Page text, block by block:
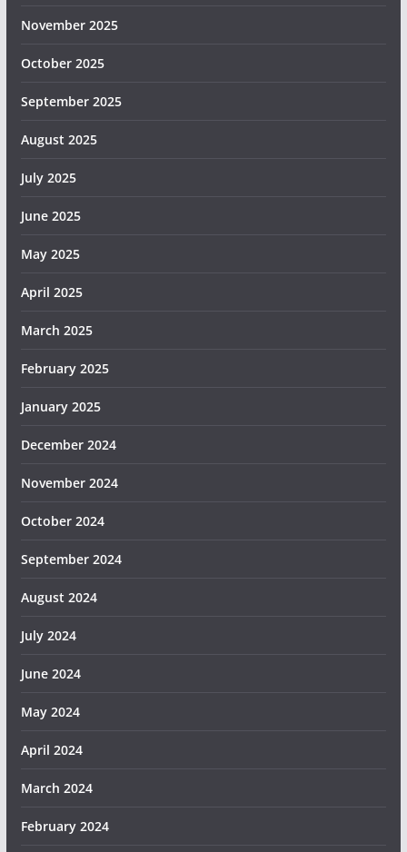
November 2025
October 2025
September 2025
August 2025
July 2025
June 2025
May 2025
April 2025
March 2025
February 2025
January 2025
December 2024
November 2024
October 2024
September 2024
August 2024
July 2024
June 2024
May 2024
April 2024
March 2024
February 2024